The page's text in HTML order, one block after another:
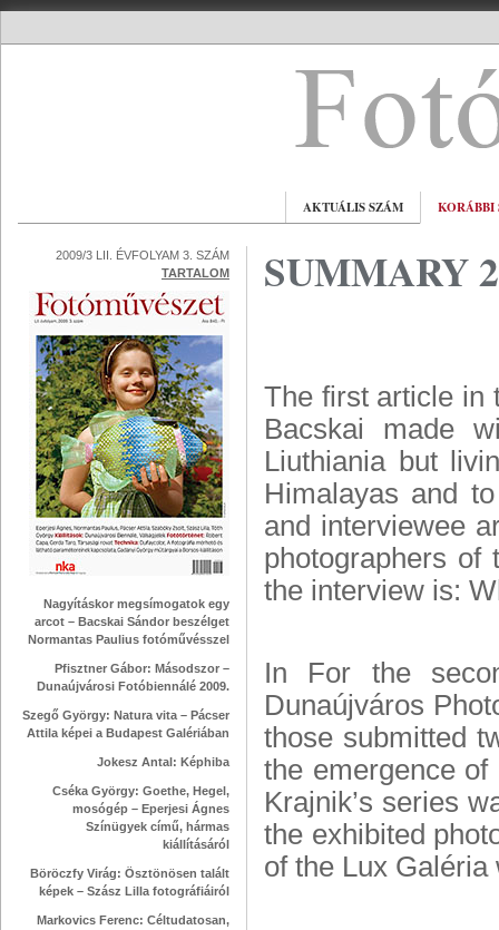
AKTUÁLIS SZÁM KORÁBBI
2009/3 LII. ÉVFOLYAM 3. SZÁM
TARTALOM
Nagyításkor megsímogatok egy
arcot – Bacskai Sándor beszélget
Normantas Paulius fotóművésszel
Pfisztner Gábor: Másodszor –
Dunaújvárosi Fotóbiennálé 2009.
Szegő György: Natura vita – Pácser
Attila képei a Budapest Galériában
Jokesz Antal: Képhiba
Cséka György: Goethe, Hegel,
mosógép – Eperjesi Ágnes
Színügyek című, hármas
kiállításáról
Böröczfy Virág: Ösztönösen talált
képek – Szász Lilla fotográfiáiról
Markovics Ferenc: Céltudatosan,
SUMMARY
The first article in
Bacskai made
Liuthiania but
Himalayas and
and interviewee
photographers of
the interview is:
In For the
Dunaújváros
those submitted
the emergence
Krajnik’s series
the exhibited
of the Lux